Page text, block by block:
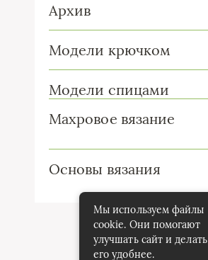
Архив
Модели крючком
Модели спицами
Махровое вязание
Основы вязания
Мы используем файлы
cookie. Они помогают
улучшать сайт и делать
его удобнее.